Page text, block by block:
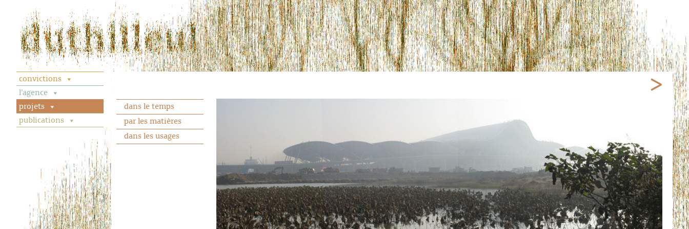
convictions
l’agence
projets
dans le temps
par les matières
dans les usages
publications